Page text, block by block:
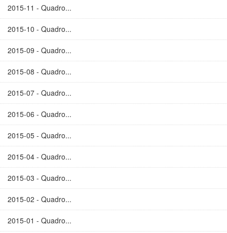
2015-11 - Quadro...
2015-10 - Quadro...
2015-09 - Quadro...
2015-08 - Quadro...
2015-07 - Quadro...
2015-06 - Quadro...
2015-05 - Quadro...
2015-04 - Quadro...
2015-03 - Quadro...
2015-02 - Quadro...
2015-01 - Quadro...